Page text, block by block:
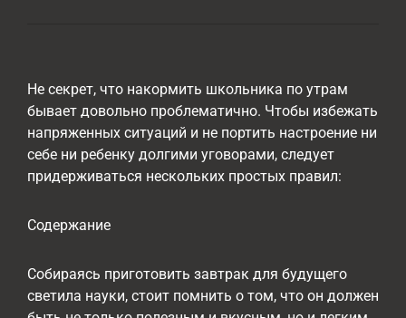
Не секрет, что накормить школьника по утрам
бывает довольно проблематично. Чтобы избежать
напряженных ситуаций и не портить настроение ни
себе ни ребенку долгими уговорами, следует
придерживаться нескольких простых правил:
Содержание
Собираясь приготовить завтрак для будущего
светила науки, стоит помнить о том, что он должен